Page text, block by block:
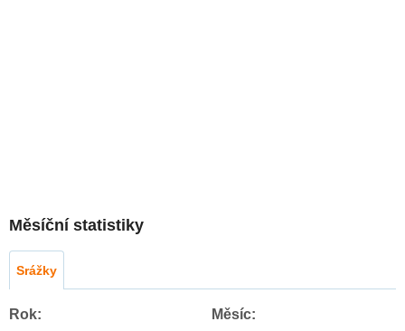
Měsíční statistiky
Srážky
Rok: Měsíc: